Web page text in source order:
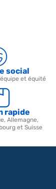
social
et équité
rapide
Allemagne,
et Suisse